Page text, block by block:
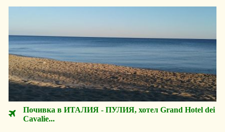
Почивка в ИТАЛИЯ - ПУЛИЯ, хотел Grand Hotel dei
Cavalie...